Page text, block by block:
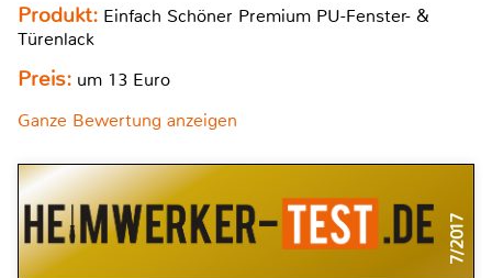
Produkt: Einfach Schöner Premium PU-Fenster- &
Türenlack
Preis: um 13 Euro
Ganze Bewertung anzeigen
7/2017